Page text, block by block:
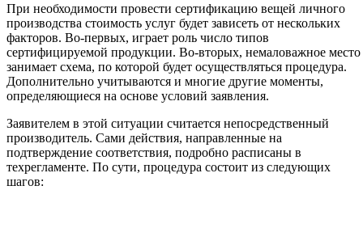
При необходимости провести сертификацию вещей личного
производства стоимость услуг будет зависеть от нескольких
факторов. Во-первых, играет роль число типов
сертифицируемой продукции. Во-вторых, немаловажное место
занимает схема, по которой будет осуществляться процедура.
Дополнительно учитываются и многие другие моменты,
определяющиеся на основе условий заявления.
Заявителем в этой ситуации считается непосредственный
производитель. Сами действия, направленные на
подтверждение соответствия, подробно расписаны в
техрегламенте. По сути, процедура состоит из следующих
шагов: